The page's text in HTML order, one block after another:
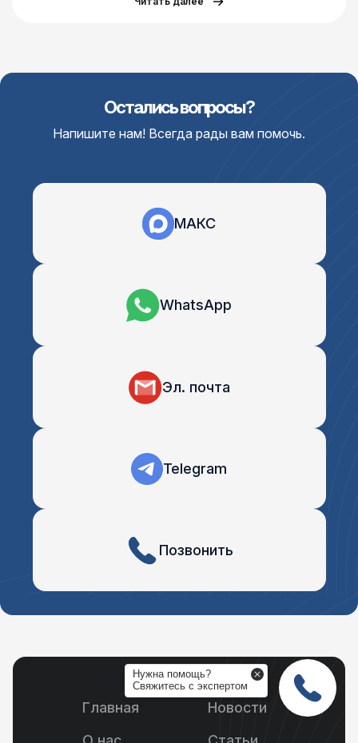
Остались вопросы?
Напишите нам! Всегда рады вам помочь.
WhatsApp
Эл. почта
Telegram
Позвонить
МАКС
Нужна помощь?
Свяжитесь c экспертом
Главная
Новости